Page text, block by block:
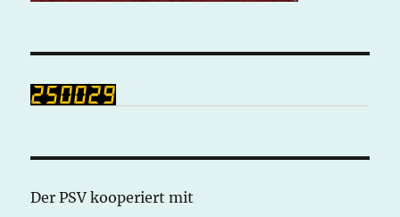
Der PSV kooperiert mit